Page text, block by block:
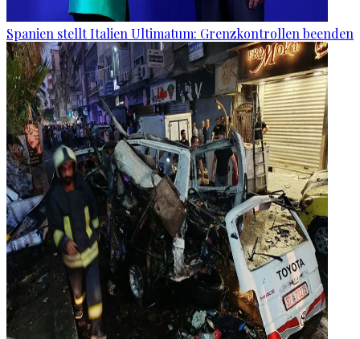
Spanien stellt Italien Ultimatum: Grenzkontrollen beenden